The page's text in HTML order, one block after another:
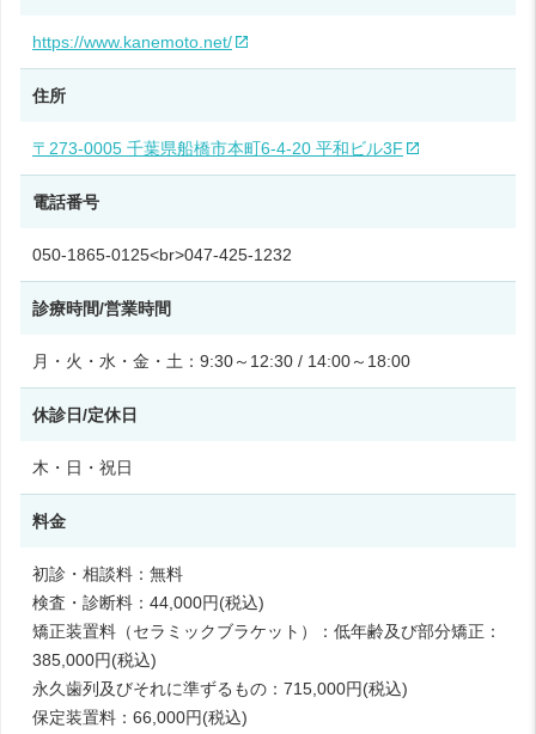
https://www.kanemoto.net/
住所
〒273-0005 千葉県船橋市本町6-4-20 平和ビル3F
電話番号
050-1865-0125<br>047-425-1232
診療時間/営業時間
月・火・水・金・土：9:30～12:30 / 14:00～18:00
休診日/定休日
木・日・祝日
料金
初診・相談料：無料
検査・診断料：44,000円(税込)
矯正装置料（セラミックブラケット）：低年齢及び部分矯正：
385,000円(税込)
永久歯列及びそれに準ずるもの：715,000円(税込)
保定装置料：66,000円(税込)